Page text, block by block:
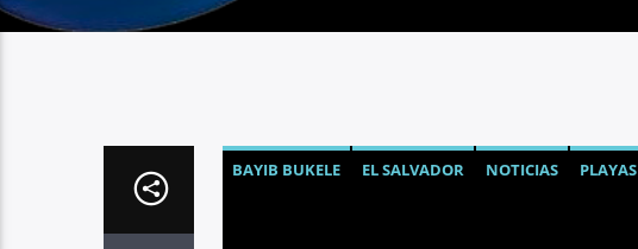
BAYIB BUKELE EL SALVADOR NOTICIAS PLAYAS